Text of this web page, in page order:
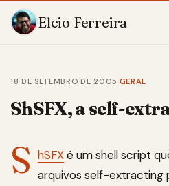
Elcio Ferreira
18 DE SETEMBRO DE 2005 GERAL
ShSFX, a self-
S hSFXé um shell script
arquivos self-extracting